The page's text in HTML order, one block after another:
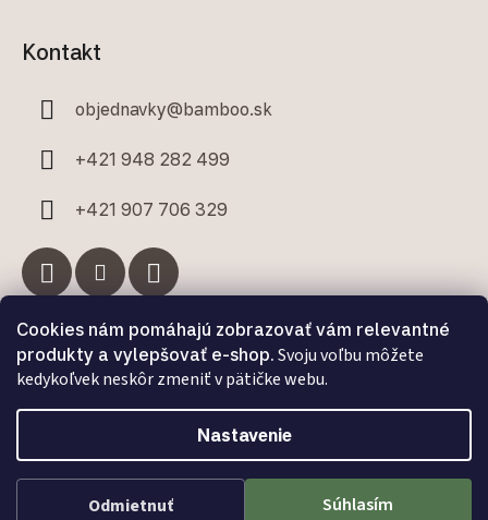
Cookies nám pomáhajú zobrazovať vám relevantné
produkty a vylepšovať e-shop. Svoju voľbu môžete
kedykoľvek neskôr zmeniť v pätičke webu.
Nastavenie
Odmietnuť Súhlasím
Kontakt
objednavky@bamboo.sk
+421 948 282 499
+421 907 706 329
Facebook
Vytvoril Shoptet Premium a Adatelier
Copyright 2026Bamboo.sk . Všetky práva vyhradené.